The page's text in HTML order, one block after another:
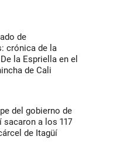
de
crónica de la
la Espriella en el
de Cali
del gobierno de
sacaron a los 117
de Itagüí